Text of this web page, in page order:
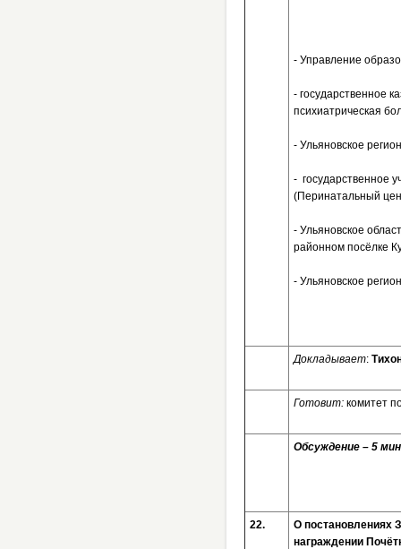
- Управление
- государственное
психиатрическая
- Ульяновское
- государственное
(Перинатальный
- Ульяновское
районном посёлке
- Ульяновское
Докладывает:
Готовит: комитет
Обсуждение – 5
22.
О
награждении